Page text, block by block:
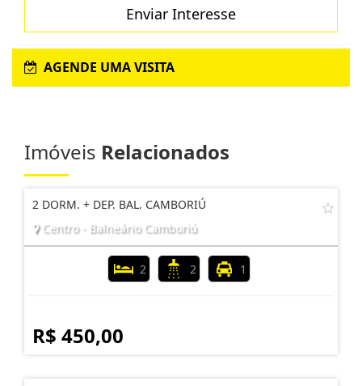
Enviar Interesse
AGENDE UMA VISITA
Imóveis Relacionados
2 DORM. + DEP. BAL. CAMBORIÚ
Centro - Balneário Camboriú
2 2 1
R$ 450,00